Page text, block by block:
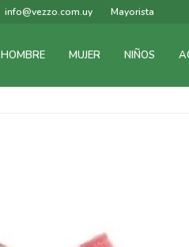
HOMBRE MUJER NIÑOS
info@vezzo.com.uy Mayorista